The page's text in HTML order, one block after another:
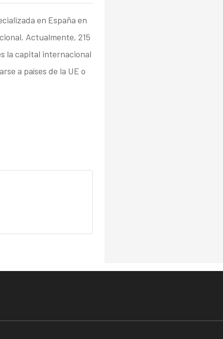
en España en
Actualmente, 215
la capital internacional
a países de la UE o